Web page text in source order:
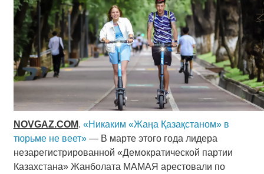
NOVGAZ.COM. «Никаким «Жаңа Қазақстаном» в
тюрьме не веет»— В марте этого года лидера
незарегистрированной «Демократической партии
Казахстана» Жанболата МАМАЯ арестовали по